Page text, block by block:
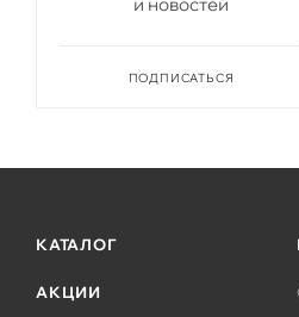
ПОДПИСАТЬСЯ
КАТАЛОГ
АКЦИИ